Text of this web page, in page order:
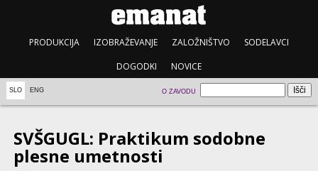
PRODUKCIJA IZOBRAŽEVANJE ZALOŽNIŠTVO SODELAVCI
DOGODKI NOVICE
SLO ENG O ZAVODU
SVŠGUGL: Praktikum sodobne
plesne umetnosti